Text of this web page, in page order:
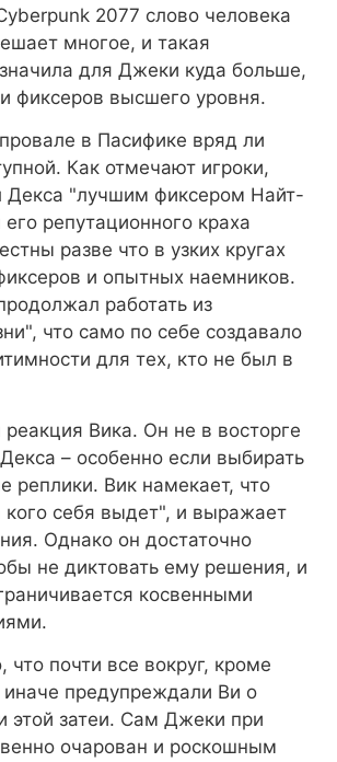
2077 слово человека
многое, и такая
для Джеки куда больше,
фиксеров высшего уровня.
в Пасифике вряд ли
Как отмечают игроки,
Декса "лучшим фиксером Найт-
репутационного краха
разве что в узких кругах
и опытных наемников.
работать из
что само по себе создавало
для тех, кто не был в
реакция Вика. Он не в восторге
– особенно если выбирать
реплики. Вик намекает, что
кого себя выдет", и выражает
Однако он достаточно
не диктовать ему решения, и
косвенными
что почти все вокруг, кроме
предупреждали Ви о
этой затеи. Сам Джеки при
очарован и роскошным